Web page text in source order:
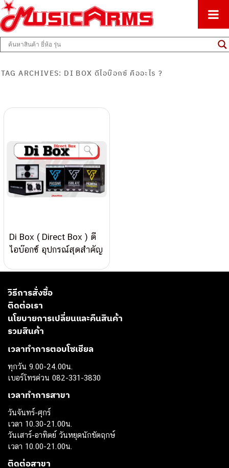
Music Arms
ศูนย์รวมครื่องดนตรีทุกชนิด ตั้งแต่เริ่มต้นถึงมืออาชีพ
TAG ARCHIVES: DI BOX ดีไอบ๊อกซ์ คืออะไร ?
Di Box ( Direct Box ) ดี
ไอบ๊อกซ์ อุปกรณ์สุดสำคัญ
วิธีการสั่งซื้อ
ติดต่อเรา
นโยบายการเปลี่ยนและคืนสินค้า
รวมสินค้า
เวลาทำการตอบโซเชียล
ทุกวัน 9.00-24.00น.
เบอร์โทรด่วน 082-331-3830
เวลาทำการสาขา
วันจันทร์-ศุกร์
เวลา 10.30-21.00น.
วันเสาร์-อาทิตย์ วันหยุดนักขัตฤกษ์
เวลา 10.00-21.00น.
ติดต่อสาขา